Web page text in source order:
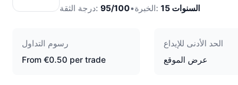
درجة الثقة: 95/100• الخبرة: 15 السنوات
رسوم التداول
From €0.50 per trade
الحد الأدنى للإيداع
عرض الموقع